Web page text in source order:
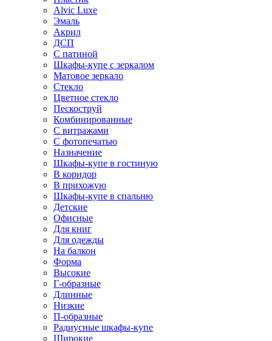
Alvic Luxe
Эмаль
Акрил
ДСП
С патиной
Шкафы-купе с зеркалом
Матовое зеркало
Стекло
Цветное стекло
Пескоструй
Комбинированные
С витражами
С фотопечатью
Назначение
Шкафы-купе в гостиную
В коридор
В прихожую
Шкафы-купе в спальню
Детские
Офисные
Для книг
Для одежды
На балкон
Форма
Высокие
Г-образные
Длинные
Низкие
П-образные
Радиусные шкафы-купе
Широкие